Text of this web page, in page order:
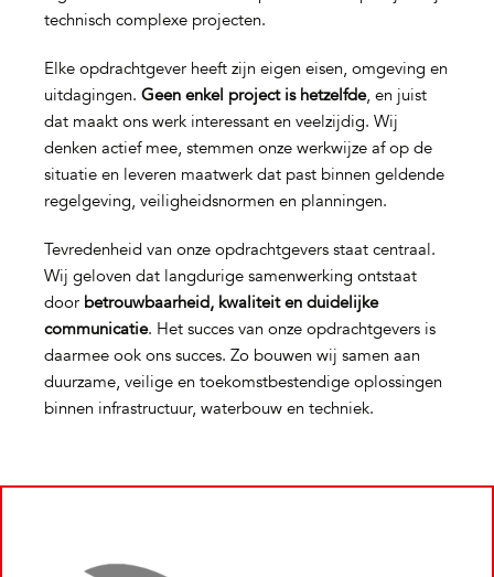
technisch complexe projecten.
Elke opdrachtgever heeft zijn eigen eisen, omgeving en
uitdagingen. Geen enkel project is hetzelfde, en juist
dat maakt ons werk interessant en veelzijdig. Wij
denken actief mee, stemmen onze werkwijze af op de
situatie en leveren maatwerk dat past binnen geldende
regelgeving, veiligheidsnormen en planningen.
Tevredenheid van onze opdrachtgevers staat centraal.
Wij geloven dat langdurige samenwerking ontstaat
door betrouwbaarheid, kwaliteit en duidelijke
communicatie. Het succes van onze opdrachtgevers is
daarmee ook ons succes. Zo bouwen wij samen aan
duurzame, veilige en toekomstbestendige oplossingen
binnen infrastructuur, waterbouw en techniek.